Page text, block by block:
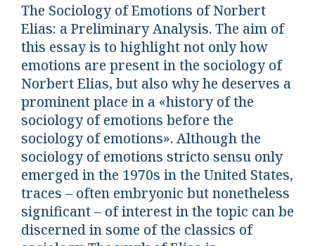
The Sociology of Emotions of Norbert
Elias: a Preliminary Analysis. The aim of
this essay is to highlight not only how
emotions are present in the sociology of
Norbert Elias, but also why he deserves a
prominent place in a «history of the
sociology of emotions before the
sociology of emotions». Although the
sociology of emotions stricto sensu only
emerged in the 1970s in the United States,
traces – often embryonic but nonetheless
significant – of interest in the topic can be
discerned in some of the classics of